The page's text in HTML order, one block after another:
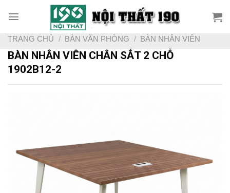
TRANG CHỦ / BÀN VĂN PHÒNG / BÀN NHÂN VIÊN
BÀN NHÂN VIÊN CHÂN SẮT 2 CHỖ
1902B12-2